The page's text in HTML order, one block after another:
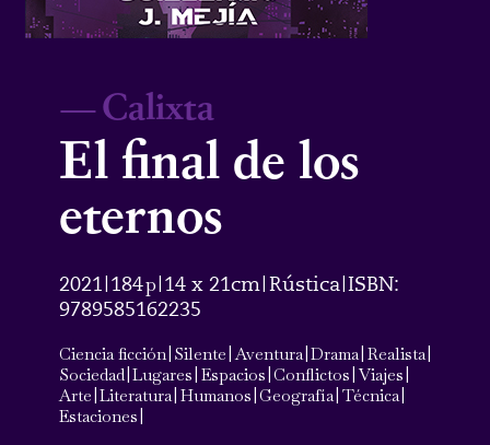
—Calixta
El final de los
eternos
2021 184p 14 x 21cm Rústica ISBN:
9789585162235
Ciencia ficción Silente Aventura Drama Realista
Sociedad Lugares Espacios Conflictos Viajes
Arte Literatura Humanos Geografía Técnica
Estaciones